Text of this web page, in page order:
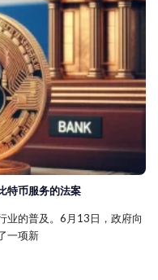
特币服务的法案
业的普及。6月13日，政府向
一项新